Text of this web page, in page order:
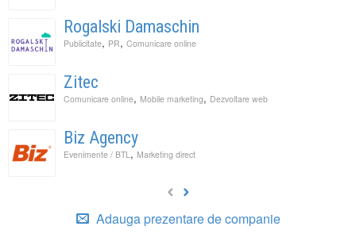
Rogalski Damaschin
Publicitate, PR, Comunicare online
Zitec
Comunicare online, Mobile marketing, Dezvoltare web
Biz Agency
Evenimente / BTL , Marketing direct
Adauga prezentare de companie